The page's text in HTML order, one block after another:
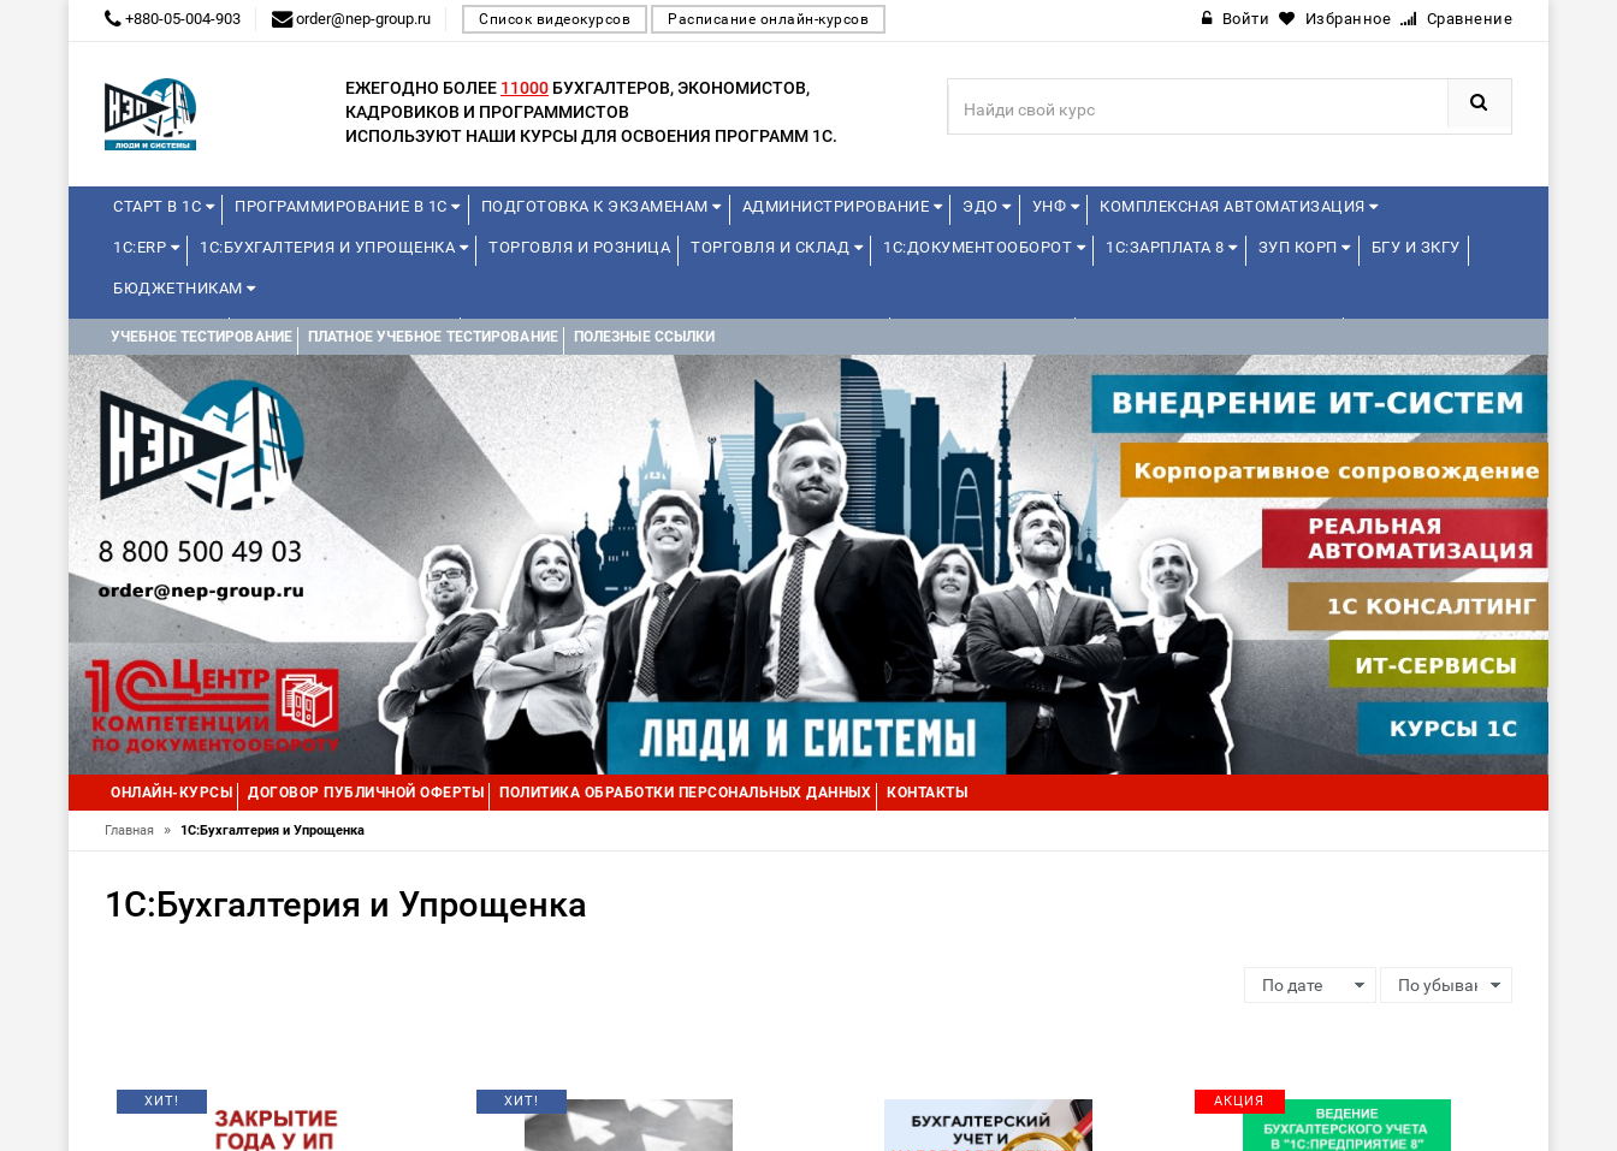
+880-05-004-903 order@nep-group.ru Список видеокурсов Расписание онлайн-курсов Войти Избранное Сравнение
ЕЖЕГОДНО БОЛЕЕ 11000 БУХГАЛТЕРОВ, ЭКОНОМИСТОВ,
КАДРОВИКОВ И ПРОГРАММИСТОВ
ИСПОЛЬЗУЮТ НАШИ КУРСЫ ДЛЯ ОСВОЕНИЯ ПРОГРАММ 1С.
СТАРТ В 1С ПРОГРАММИРОВАНИЕ В 1С ПОДГОТОВКА К ЭКЗАМЕНАМ АДМИНИСТРИРОВАНИЕ ЭДО УНФ КОМПЛЕКСНАЯ АВТОМАТИЗАЦИЯ
1С:ERP 1С:БУХГАЛТЕРИЯ И УПРОЩЕНКА ТОРГОВЛЯ И РОЗНИЦА ТОРГОВЛЯ И СКЛАД 1С:ДОКУМЕНТООБОРОТ 1С:ЗАРПЛАТА 8 ЗУП КОРП БГУ И ЗКГУ
БЮДЖЕТНИКАМ
МИНИ-КУРСЫ КУРСЫ ДЛЯ ШКОЛЬНИКОВ КУРСЫ ДЛЯ ПРЕПОДАВАТЕЛЕЙ ШКОЛЬНЫХ КУРСОВ
УПРАВЛЕНИЕ ПРОЕКТАМИ УПРАВЛЕНЦАМ МИНИ-КУРСЫ (ПРОФЕССИОНАЛЬНЫЕ ПРОБЫ) 4-6 ЧАСОВ ОТ 12 ЛЕТ ДРУГИЕ 1С:МЕДИЦИНА WEB, JAVA И ANDROID
УЧЕБНОЕ ТЕСТИРОВАНИЕ ПЛАТНОЕ УЧЕБНОЕ ТЕСТИРОВАНИЕ ПОЛЕЗНЫЕ ССЫЛКИ
ОНЛАЙН-КУРСЫ ДОГОВОР ПУБЛИЧНОЙ ОФЕРТЫ ПОЛИТИКА ОБРАБОТКИ ПЕРСОНАЛЬНЫХ ДАННЫХ КОНТАКТЫ
Главная » 1С:Бухгалтерия и Упрощенка
1С:Бухгалтерия и Упрощенка
ХИТ! ХИТ! АКЦИЯ